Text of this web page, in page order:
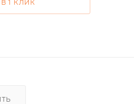
1 КЛИК